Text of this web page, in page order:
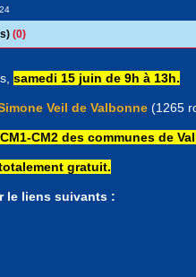
(0)
samedi 15 juin de 9h à 13h.
Veil de Valbonne (1265
CM2 des communes de
gratuit.
le liens suivants :